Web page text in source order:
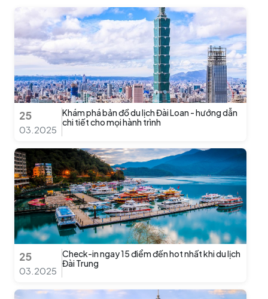
25
03.2025
Khám phá bản đồ du lịch Đài Loan - hướng dẫn
chi tiết cho mọi hành trình
25
03.2025
Check-in ngay 15 điểm đến hot nhất khi du lịch
Đài Trung